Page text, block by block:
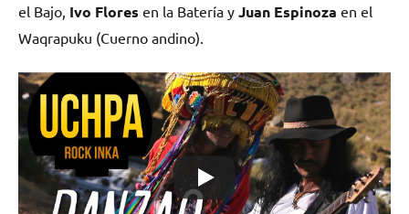
el Bajo, Ivo Flores en la Batería y Juan Espinoza en el
Waqrapuku (Cuerno andino).